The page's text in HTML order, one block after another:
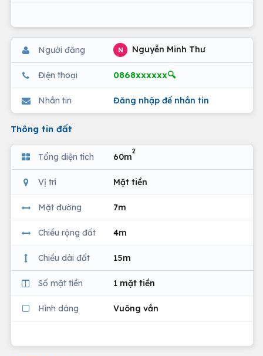
Người đăng N Nguyễn Minh Thư
Điện thoại 0868xxxxxx🔍
Nhắn tin Đăng nhập để nhắn tin
Thông tin đất
Tổng diện tích 60m
2
Vị trí Mặt tiền
Mặt đường 7m
Chiều rộng đất 4m
Chiều dài đất 15m
Số mặt tiền 1 mặt tiền
Hình dáng Vuông vắn